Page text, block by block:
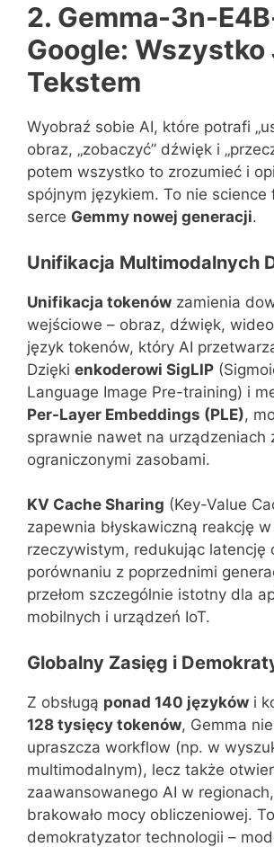
2. Gemma-3n-
Google: Wszystko
Tekstem
Wyobraź sobie AI, które potrafi
obraz, „zobaczyć” dźwięk i
potem wszystko to zrozumieć i
spójnym językiem. To nie
serce Gemmy nowej generacji.
Unifikacja Multimodalnych
Unifikacja tokenów zamienia
wejściowe – obraz, dźwięk,
język tokenów, który AI
Dzięki enkoderowi SigLIP
Language Image Pre-training) i
Per-Layer Embeddings (PLE),
sprawnie nawet na urządzeniach
ograniczonymi zasobami.
KV Cache Sharing (Key-Value
zapewnia błyskawiczną reakcję
rzeczywistym, redukując latencję
porównaniu z poprzednimi
przełom szczególnie istotny dla
mobilnych i urządzeń IoT.
Globalny Zasięg i
Z obsługą ponad 140 języków i
128 tysięcy tokenów, Gemma
upraszcza workflow (np. w
multimodalnym), lecz także
zaawansowanego AI w
brakowało mocy obliczeniowej.
demokratyzator technologii –